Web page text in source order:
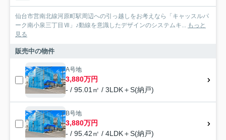
仙台市営南北線河原町駅周辺への引っ越しをお考えなら「キャッスルパ
ーク南小泉三丁目Ⅶ」♪動線を意識したデザインのシステムキ... もっと
見る
販売中の物件
A号地
3,880万円
- / 95.01㎡ / 3LDK＋S(納戸)
B号地
3,880万円
- / 95.42㎡ / 4LDK＋S(納戸)